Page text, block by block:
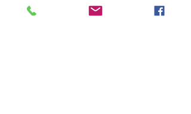
Miasta Gminy